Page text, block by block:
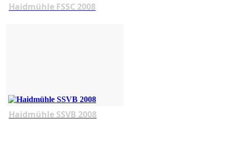
Haidmühle FSSC 2008
Haidmühle SSVB 2008